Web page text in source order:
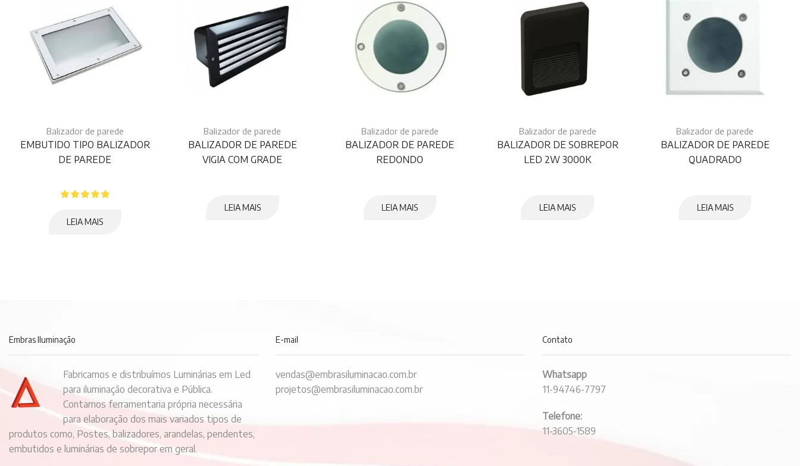
Balizador de parede
EMBUTIDO TIPO BALIZADOR
DE PAREDE
LEIA MAIS
Balizador de parede
BALIZADOR DE PAREDE
VIGIA COM GRADE
LEIA MAIS
Balizador de parede
BALIZADOR DE PAREDE
REDONDO
LEIA MAIS
Balizador de parede
BALIZADOR DE SOBREPOR
LED 2W 3000K
LEIA MAIS
Balizador de parede
BALIZADOR DE PAREDE
QUADRADO
LEIA MAIS
Embras Iluminação
Fabricamos e distribuímos Luminárias em Led
para iluminação decorativa e Pública.
Contamos ferramentaria própria necessária
para elaboração dos mais variados tipos de
produtos como, Postes, balizadores, arandelas, pendentes,
embutidos e luminárias de sobrepor em geral.
E-mail
vendas@embrasiluminacao.com.br
projetos@embrasiluminacao.com.br
Contato
Whatsapp
11-94746-7797
Telefone:
11-3605-1589